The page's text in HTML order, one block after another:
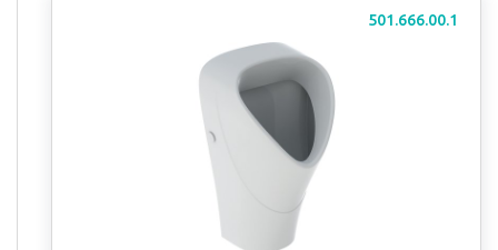
501.666.00.1